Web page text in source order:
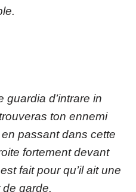
guardia d’intrare in
ton ennemi
en passant dans cette
fortement devant
fait pour qu’il ait une
garde.